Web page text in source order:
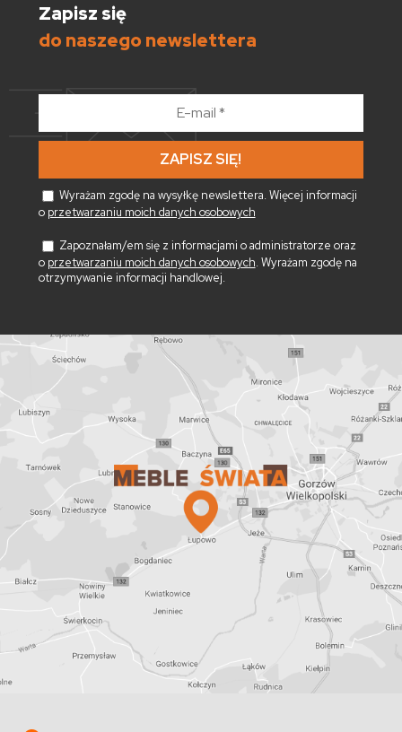
Zapisz się
do naszego newslettera
*
Wyrażam zgodę na wysyłkę newslettera. Więcej informacji
o przetwarzaniu moich danych osobowych
Zapoznałam/em się z informacjami o administratorze oraz
o przetwarzaniu moich danych osobowych. Wyrażam zgodę na
otrzymywanie informacji handlowej.